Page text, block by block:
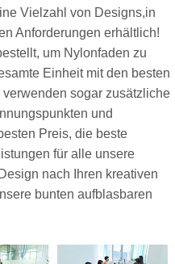
Vielzahl von Designs,in
Anforderungen erhältlich!
um Nylonfaden zu
Einheit mit den besten
sogar zusätzliche
und
Preis, die beste
für alle unsere
nach Ihren kreativen
bunten aufblasbaren